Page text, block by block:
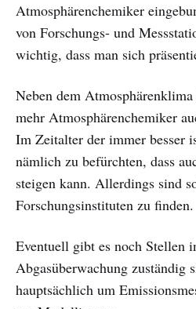
Atmosphärenchemiker
von Forschungs- und
wichtig, dass man sich
Neben dem
mehr Atmosphärenchemiker
Im Zeitalter der immer besser
nämlich zu befürchten, dass
steigen kann. Allerdings sind
Forschungsinstituten zu finden.
Eventuell gibt es noch Stellen
Abgasüberwachung zuständig
hauptsächlich um